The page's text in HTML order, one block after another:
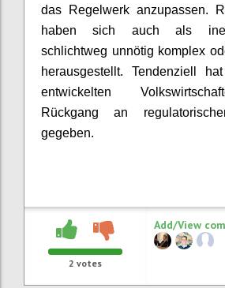
das Regelwerk anzupassen.
haben sich auch als
schlichtweg unnötig komplex
herausgestellt. Tendenziell
entwickelten
Rückgang an
gegeben.
2 votes
Add/View